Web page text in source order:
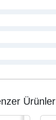
Ürünler